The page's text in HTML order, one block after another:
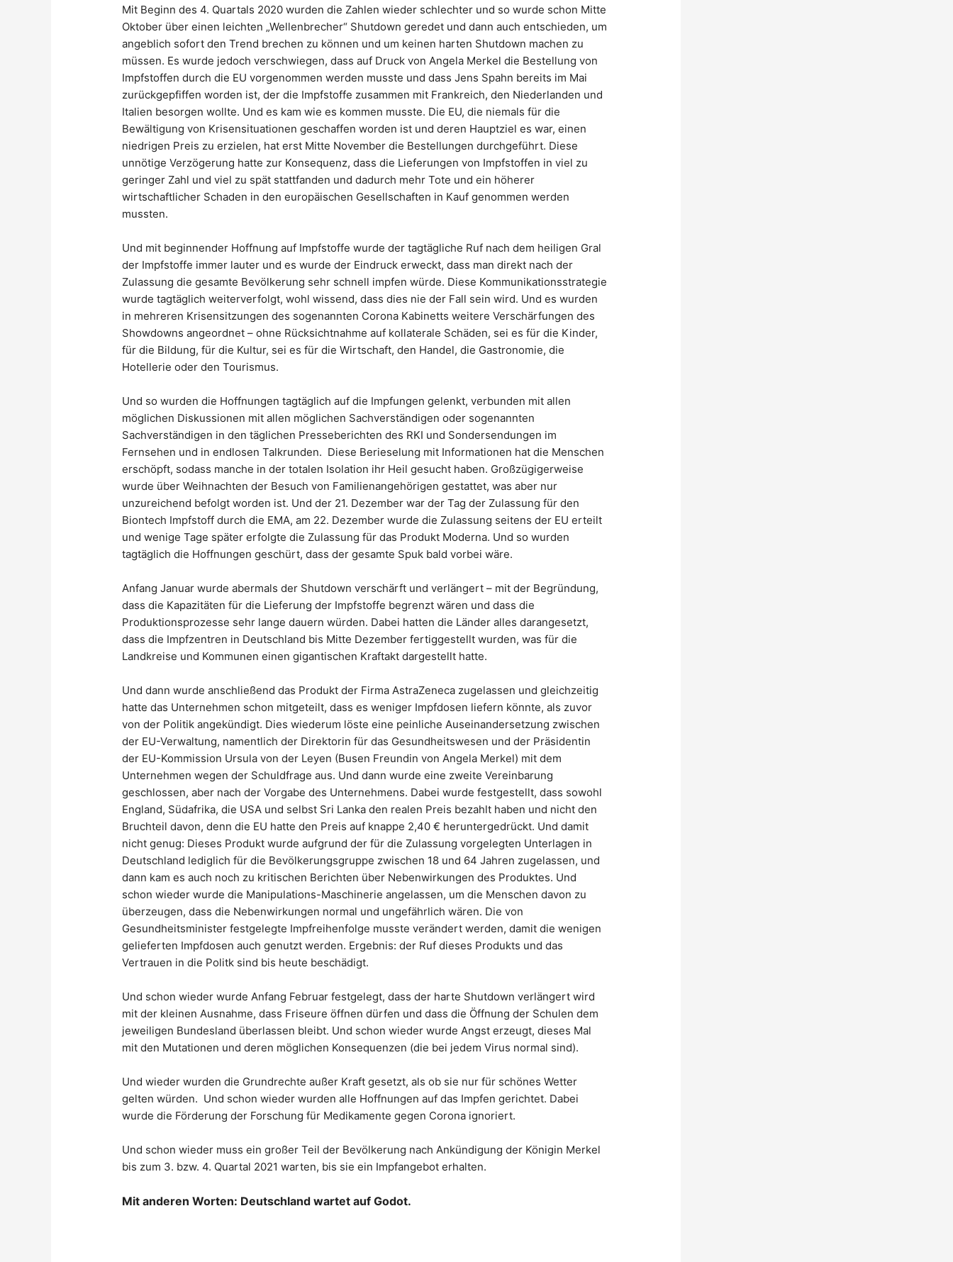
Mit Beginn des 4. Quartals 2020 wurden die Zahlen wieder schlechter und so wurde schon Mitte
Oktober über einen leichten „Wellenbrecher“ Shutdown geredet und dann auch entschieden, um
angeblich sofort den Trend brechen zu können und um keinen harten Shutdown machen zu
müssen. Es wurde jedoch verschwiegen, dass auf Druck von Angela Merkel die Bestellung von
Impfstoffen durch die EU vorgenommen werden musste und dass Jens Spahn bereits im Mai
zurückgepfiffen worden ist, der die Impfstoffe zusammen mit Frankreich, den Niederlanden und
Italien besorgen wollte. Und es kam wie es kommen musste. Die EU, die niemals für die
Bewältigung von Krisensituationen geschaffen worden ist und deren Hauptziel es war, einen
niedrigen Preis zu erzielen, hat erst Mitte November die Bestellungen durchgeführt. Diese
unnötige Verzögerung hatte zur Konsequenz, dass die Lieferungen von Impfstoffen in viel zu
geringer Zahl und viel zu spät stattfanden und dadurch mehr Tote und ein höherer
wirtschaftlicher Schaden in den europäischen Gesellschaften in Kauf genommen werden
mussten.
Und mit beginnender Hoffnung auf Impfstoffe wurde der tagtägliche Ruf nach dem heiligen Gral
der Impfstoffe immer lauter und es wurde der Eindruck erweckt, dass man direkt nach der
Zulassung die gesamte Bevölkerung sehr schnell impfen würde. Diese Kommunikationsstrategie
wurde tagtäglich weiterverfolgt, wohl wissend, dass dies nie der Fall sein wird. Und es wurden
in mehreren Krisensitzungen des sogenannten Corona Kabinetts weitere Verschärfungen des
Showdowns angeordnet – ohne Rücksichtnahme auf kollaterale Schäden, sei es für die Kinder,
für die Bildung, für die Kultur, sei es für die Wirtschaft, den Handel, die Gastronomie, die
Hotellerie oder den Tourismus.
Und so wurden die Hoffnungen tagtäglich auf die Impfungen gelenkt, verbunden mit allen
möglichen Diskussionen mit allen möglichen Sachverständigen oder sogenannten
Sachverständigen in den täglichen Presseberichten des RKI und Sondersendungen im
Fernsehen und in endlosen Talkrunden. Diese Berieselung mit Informationen hat die Menschen
erschöpft, sodass manche in der totalen Isolation ihr Heil gesucht haben. Großzügigerweise
wurde über Weihnachten der Besuch von Familienangehörigen gestattet, was aber nur
unzureichend befolgt worden ist. Und der 21. Dezember war der Tag der Zulassung für den
Biontech Impfstoff durch die EMA, am 22. Dezember wurde die Zulassung seitens der EU erteilt
und wenige Tage später erfolgte die Zulassung für das Produkt Moderna. Und so wurden
tagtäglich die Hoffnungen geschürt, dass der gesamte Spuk bald vorbei wäre.
Anfang Januar wurde abermals der Shutdown verschärft und verlängert – mit der Begründung,
dass die Kapazitäten für die Lieferung der Impfstoffe begrenzt wären und dass die
Produktionsprozesse sehr lange dauern würden. Dabei hatten die Länder alles darangesetzt,
dass die Impfzentren in Deutschland bis Mitte Dezember fertiggestellt wurden, was für die
Landkreise und Kommunen einen gigantischen Kraftakt dargestellt hatte.
Und dann wurde anschließend das Produkt der Firma AstraZeneca zugelassen und gleichzeitig
hatte das Unternehmen schon mitgeteilt, dass es weniger Impfdosen liefern könnte, als zuvor
von der Politik angekündigt. Dies wiederum löste eine peinliche Auseinandersetzung zwischen
der EU-Verwaltung, namentlich der Direktorin für das Gesundheitswesen und der Präsidentin
der EU-Kommission Ursula von der Leyen (Busen Freundin von Angela Merkel) mit dem
Unternehmen wegen der Schuldfrage aus. Und dann wurde eine zweite Vereinbarung
geschlossen, aber nach der Vorgabe des Unternehmens. Dabei wurde festgestellt, dass sowohl
England, Südafrika, die USA und selbst Sri Lanka den realen Preis bezahlt haben und nicht den
Bruchteil davon, denn die EU hatte den Preis auf knappe 2,40 € heruntergedrückt. Und damit
nicht genug: Dieses Produkt wurde aufgrund der für die Zulassung vorgelegten Unterlagen in
Deutschland lediglich für die Bevölkerungsgruppe zwischen 18 und 64 Jahren zugelassen, und
dann kam es auch noch zu kritischen Berichten über Nebenwirkungen des Produktes. Und
schon wieder wurde die Manipulations-Maschinerie angelassen, um die Menschen davon zu
überzeugen, dass die Nebenwirkungen normal und ungefährlich wären. Die von
Gesundheitsminister festgelegte Impfreihenfolge musste verändert werden, damit die wenigen
gelieferten Impfdosen auch genutzt werden. Ergebnis: der Ruf dieses Produkts und das
Vertrauen in die Politk sind bis heute beschädigt.
Und schon wieder wurde Anfang Februar festgelegt, dass der harte Shutdown verlängert wird
mit der kleinen Ausnahme, dass Friseure öffnen dürfen und dass die Öffnung der Schulen dem
jeweiligen Bundesland überlassen bleibt. Und schon wieder wurde Angst erzeugt, dieses Mal
mit den Mutationen und deren möglichen Konsequenzen (die bei jedem Virus normal sind).
Und wieder wurden die Grundrechte außer Kraft gesetzt, als ob sie nur für schönes Wetter
gelten würden. Und schon wieder wurden alle Hoffnungen auf das Impfen gerichtet. Dabei
wurde die Förderung der Forschung für Medikamente gegen Corona ignoriert.
Und schon wieder muss ein großer Teil der Bevölkerung nach Ankündigung der Königin Merkel
bis zum 3. bzw. 4. Quartal 2021 warten, bis sie ein Impfangebot erhalten.
Mit anderen Worten: Deutschland wartet auf Godot.